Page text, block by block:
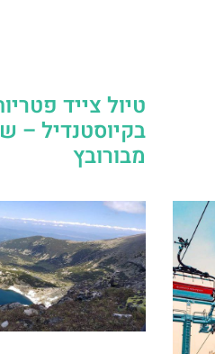
טיול צייד
בקיוסטנדיל –
מבורובץ